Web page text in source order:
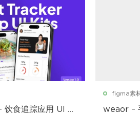
食追踪应用 UI 套
figma素
weaor –